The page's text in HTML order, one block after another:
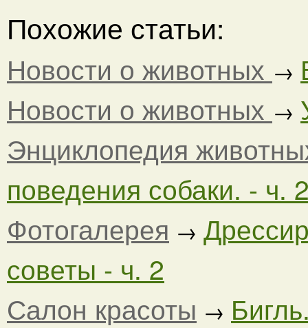
Похожие статьи:
Новости о животных →
Новости о животных →
Энциклопедия
поведения собаки. - ч.
Фотогалерея →
советы - ч. 2
Салон красоты →